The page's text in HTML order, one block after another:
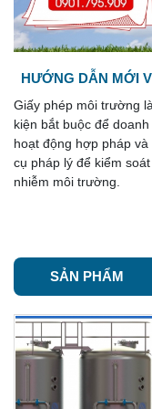
ĐÁNH GIÁ SƠ BỘ
ĐỘNG MÔI
Một số dự án đầu tư
ĐTM bắt buộc phải
đáng giá sơ bộ tác
trường trước khi trình
cơ quan Nhà nước. Đối
SẢN PHẨM